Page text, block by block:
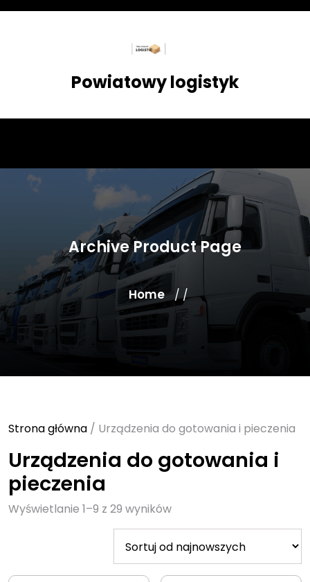
Skip
Powiatowy logistyk
Archive Product Page
Home / /
Strona główna / Urządzenia do gotowania i pieczenia
Urządzenia do gotowania i
pieczenia
Wyświetlanie 1–9 z 29 wynikówSorted
by
latest